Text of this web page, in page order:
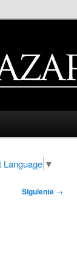
Language ▼
Siguiente →